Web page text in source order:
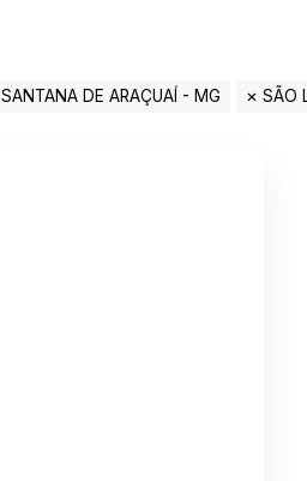
SANTANA DE ARAÇUAÍ - MG SÃO